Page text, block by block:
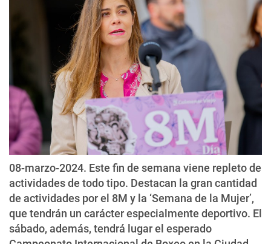
08-marzo-2024. Este fin de semana viene repleto de
actividades de todo tipo. Destacan la gran cantidad
de actividades por el 8M y la ‘Semana de la Mujer’,
que tendrán un carácter especialmente deportivo. El
sábado, además, tendrá lugar el esperado